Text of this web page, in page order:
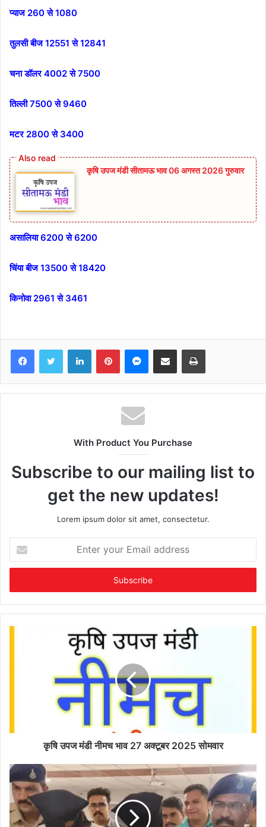
प्याज 260 से 1080
तुलसी बीज 12551 से 12841
चना डॉलर 4002 से 7500
तिल्ली 7500 से 9460
मटर 2800 से 3400
कृषि उपज मंडी सीतामऊ भाव 06 अगस्त 2026 गुरुवार
असालिया 6200 से 6200
चिंया बीज 13500 से 18420
किनोवा 2961 से 3461
FacebookTwitter LinkedInPinterestMessenger
Share via Email Print
With Product You Purchase
Subscribe to our mailing list to
get the new updates!
Lorem ipsum dolor sit amet, consectetur.
your
Email
कृषि उपज मंडी नीमच भाव 27 अक्टूबर 2025 सोमवार